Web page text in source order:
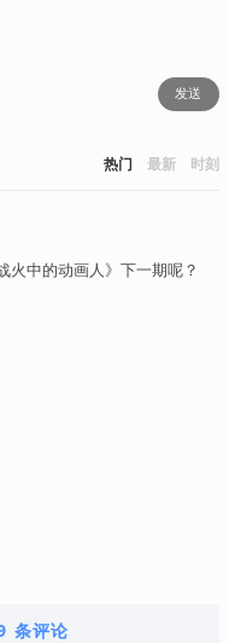
发送
热门 最新 时刻
火中的动画人》下一期呢？
条评论